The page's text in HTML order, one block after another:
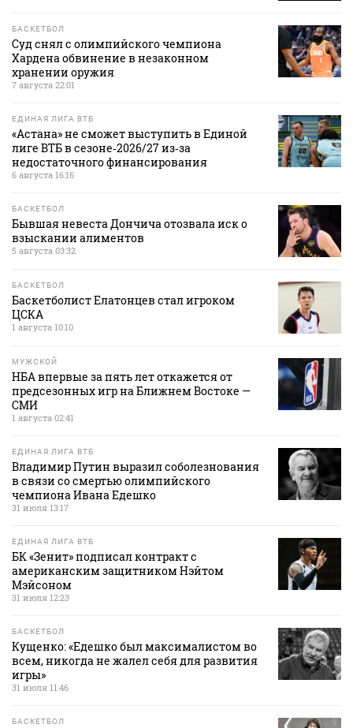
БАСКЕТБОЛ
Суд снял с олимпийского чемпиона
Хардена обвинение в незаконном
хранении оружия
7 августа 22:01
ЕДИНАЯ ЛИГА ВТБ
«Астана» не сможет выступить в Единой
лиге ВТБ в сезоне‑2026/27 из‑за
недостаточного финансирования
6 августа 16:16
БАСКЕТБОЛ
Бывшая невеста Дончича отозвала иск о
взыскании алиментов
5 августа 03:32
БАСКЕТБОЛ
Баскетболист Елатонцев стал игроком
ЦСКА
1 августа 10:10
МУЖСКОЙ
НБА впервые за пять лет откажется от
предсезонных игр на Ближнем Востоке —
СМИ
1 августа 02:41
ЕДИНАЯ ЛИГА ВТБ
Владимир Путин выразил соболезнования
в связи со смертью олимпийского
чемпиона Ивана Едешко
31 июля 13:17
ЕДИНАЯ ЛИГА ВТБ
БК «Зенит» подписал контракт с
американским защитником Нэйтом
Мэйсоном
31 июля 12:23
БАСКЕТБОЛ
Кущенко: «Едешко был максималистом во
всем, никогда не жалел себя для развития
игры»
31 июля 11:46
БАСКЕТБОЛ